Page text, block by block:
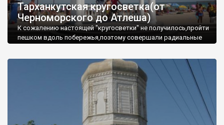
Тарханкутская кругосветка(от
Черноморского до Атлеша)
К сожалению настоящей "кругосветки" не получилось,пройти
пешком вдоль побережья,поэтому совершали радиальные